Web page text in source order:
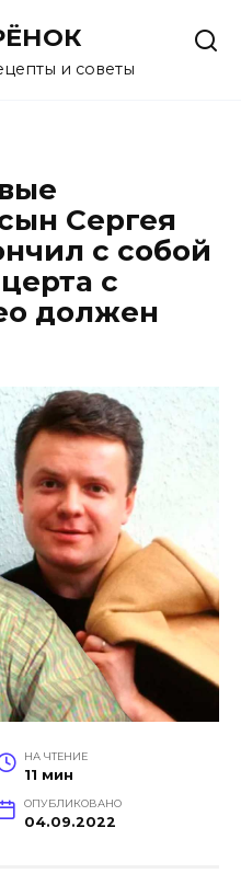
и советы
Сергея
с собой
с
должен
НА ЧТЕНИЕ
11 мин
ОПУБЛИКОВАНО
04.09.2022